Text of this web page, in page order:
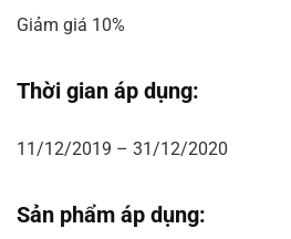
Giảm giá 10%
Thời gian áp dụng:
11/12/2019 – 31/12/2020
Sản phẩm áp dụng: